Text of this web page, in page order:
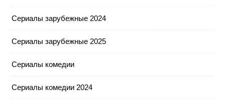
Сериалы зарубежные 2024
Сериалы зарубежные 2025
Сериалы комедии
Сериалы комедии 2024